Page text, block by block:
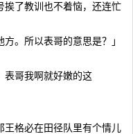
了教训也不着恼，还连忙
。所以表哥的意思是？」
哥我啊就好嫩的这
格必在田径队里有个情儿